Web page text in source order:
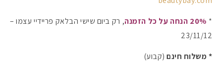
* 20% הנחה על כל הזמנה
, רק ביום שישי הבלאק פריידיי עצמו –
23/11/12
* משלוח חינם (קבוע)